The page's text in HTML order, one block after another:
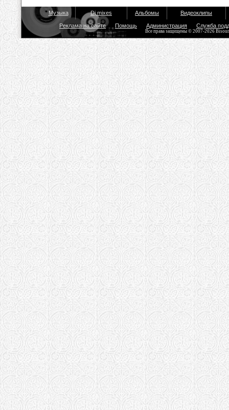
Музыка Dj mixes Альбомы Видеоклипы
Реклама на сайте Помощь Администрация Служба
Все права защищены © 2007-2026